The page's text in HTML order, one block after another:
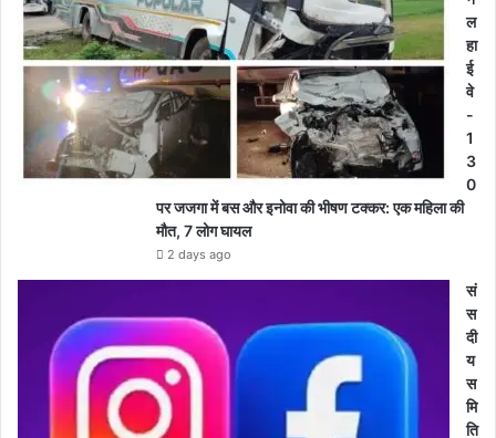
ल
हा
ई
वे
-
1
3
0
पर जजगा में बस और इनोवा की भीषण टक्कर: एक महिला की
मौत, 7 लोग घायल
2 days ago
सं
स
दी
य
स
मि
ति